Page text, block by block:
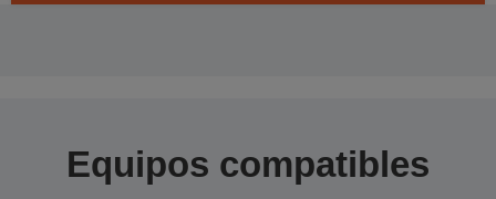
Equipos compatibles